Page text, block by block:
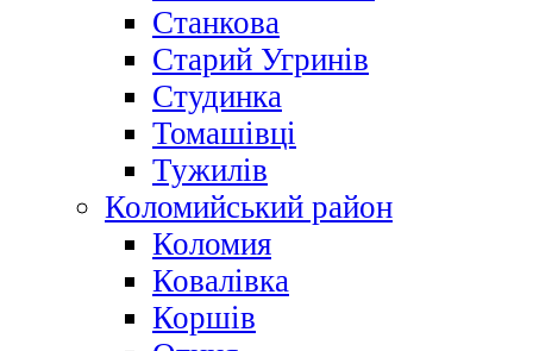
Станкова
Старий Угринів
Студинка
Томашівці
Тужилів
Коломийський район
Коломия
Ковалівка
Коршів